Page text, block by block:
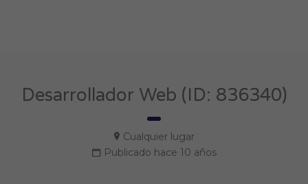
Desarrollador Web (ID: 836340)
Cualquier lugar
Publicado hace 10 años